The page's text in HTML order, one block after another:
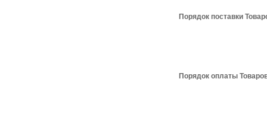
Порядок поставки
Порядок оплаты